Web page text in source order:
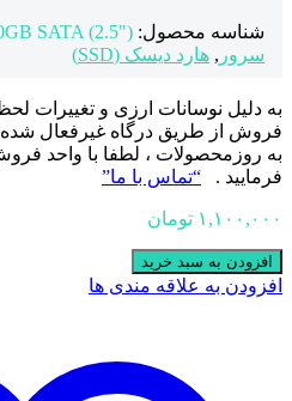
شناسه محصول: ("HPE SSD 80GB SATA (2.5
سرور , هارد دیسک (SSD)
به دلیل نوسانات ارزی و تغییرات
فروش از طریق درگاه غیرفعال
به روزمحصولات ، لطفا با واحد
فرمایید . “تماس با ما”
۱,۱۰۰,۰۰۰ تومان
افزودن به سبد خرید
افزودن به علاقه مندی ها